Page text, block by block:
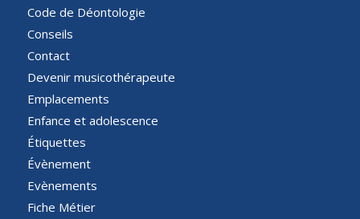
Code de Déontologie
Conseils
Contact
Devenir musicothérapeute
Emplacements
Enfance et adolescence
Étiquettes
Évènement
Evènements
Fiche Métier